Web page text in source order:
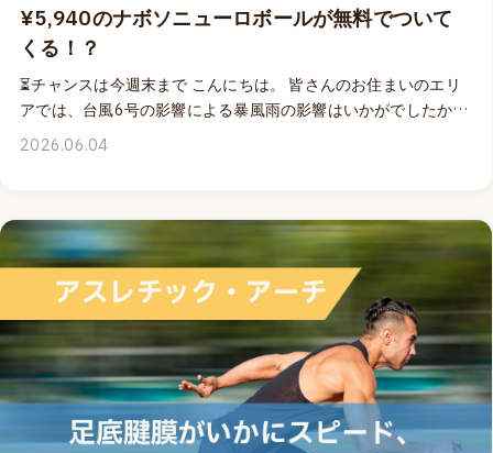
¥5,940のナボソニューロボールが無料でついて
くる！？
⏳チャンスは今週末まで こんにちは。 皆さんのお住まいのエリ
アでは、台風6号の影響による暴風雨の影響はいかがでしたか？
🌧️ 大きな被害などがなかったことをお祈りいたしております。
を応援してくれるもの。 今月の20&21日の2日間、各日2時間ず
つの計4時間の時間枠で、Naboso開発者である足病医Dr.エミリ
ーが提供するMOVEPROウェビナー「アスレチック・アーチ：
足底腱膜がいかにスピード、安定性、パワーを生み出すのか」
では、全身をつなぐファシアのネットワークの弾性リコイルを
最適化し、よりパワフルに、より素速く地面を蹴ることができ
る、より効率的な身体を獲得する秘訣をシェアします 👣⚡ 🎁 こ
のウェビナーと9月5&6日にお届けする「アーチへの過負荷：足
底腱膜炎はなぜ起こるのか その原因と解決策」に同時にお申
2026.06.04